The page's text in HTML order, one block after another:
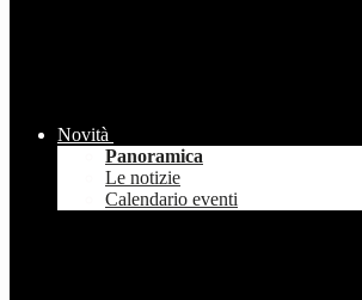
Novità
Panoramica
Le notizie
Calendario eventi